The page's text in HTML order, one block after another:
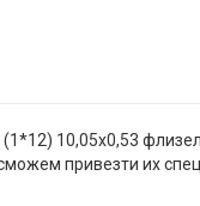
10,05x0,53
привезти их